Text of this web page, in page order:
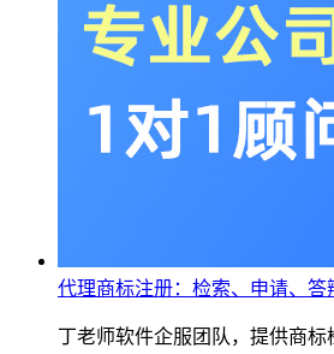
代理商标注册：检索、申请、答
丁老师软件企服团队，提供商